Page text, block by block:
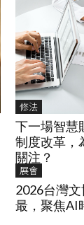
修法
下一場智慧
制度改革，
關注？
展會
2026台灣
最，聚焦AI